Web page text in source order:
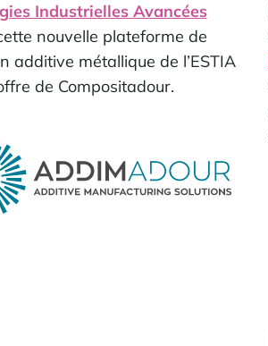
Industrielles Avancées
nouvelle plateforme de
additive métallique de l’ESTIA
de Compositadour.